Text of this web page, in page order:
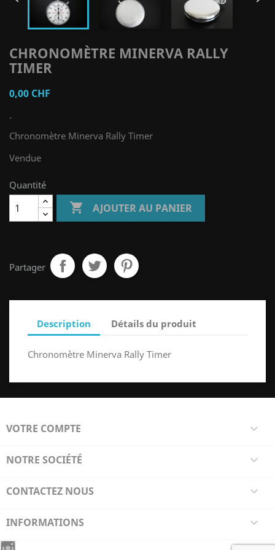
CHRONOMÈTRE MINERVA RALLY
TIMER
0,00 CHF
-
Chronomètre Minerva Rally Timer
Vendue
Quantité
 AJOUTER AU PANIER
Partager
Description Détails du produit
Chronomètre Minerva Rally Timer
VOTRE COMPTE 
NOTRE SOCIÉTÉ 
CONTACTEZ NOUS 
INFORMATIONS 